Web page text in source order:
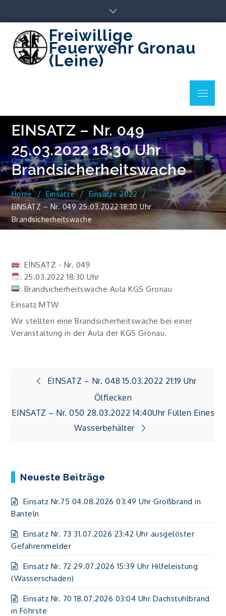
content
Freiwillige
Feuerwehr Gronau
(Leine)
Menu
EINSATZ – Nr. 049
25.03.2022 18:30 Uhr
Brandsicherheitswache
Home Einsätze
Einsätze 2022
EINSATZ – Nr. 049 25.03.2022 18:30 Uhr
Brandsicherheitswache
: EINSATZ - Nr. 049
: 25.03.2022 18:30 Uhr
: Brandsicherheitswache Aula KGS Gronau
Einsatz MTW
Wir stellten eine Brandsicherheitswache bei einer
Veranstaltung in der Aula der KGS Gronau.
Beitragsnavigation
EINSATZ – Nr. 048 15.03.2022 21:19 Uhr
Ölflecken
EINSATZ – Nr. 050 28.03.2022 14:40Uhr Füllen Eines
Wasserbehälter
Neueste Beiträge
Einsatz Nr.75 04.08.2026 03:49 Uhr Großbrand in
Banteln
Einsatz Nr. 73 31.07.2026 23:42 Uhr ausgelöster
Gefahrenmelder
Einsatz Nr. 72 29.07.2026 15:39 Uhr Hilfeleistung
(Wasserschaden)
Einsatz Nr. 70 18.07.2026 03:04 Uhr Dachstuhlbrand
in Föhrste